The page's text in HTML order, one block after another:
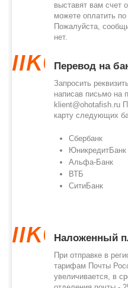
выставят вам счет
можете оплатить
Пожалуйста,
нет.
likeПеревод на
Запросить
написав письмо на
klient@ohotafish.ru
карту следующих
Сбербанк
ЮникредитБанк
Альфа-Банк
ВТБ
СитиБанк
likeНаложенный
При отправке в
тарифам Почты
увеличивается, в